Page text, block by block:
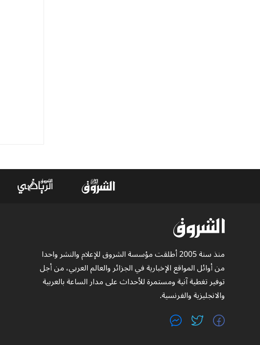
منذ سنة 2005 أطلقت مؤسسة الشروق للإعلام والنشر واحدا
من أوائل المواقع الإخبارية في الجزائر والعالم العربي، من أجل
توفير تغطية آنية ومستمرة للأحداث على مدار الساعة بالعربية
والانجليزية والفرنسية.